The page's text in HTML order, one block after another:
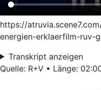
https://
energien-erklaerfilm-ruv-
Transkript anzeigen
Quelle: R+V • Länge: